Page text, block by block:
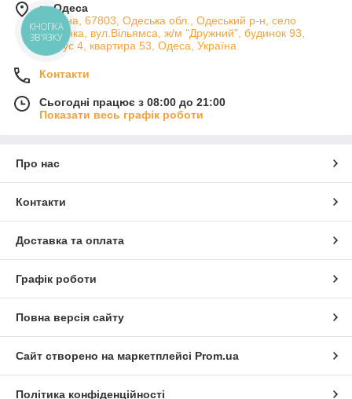
м. Одеса
Україна, 67803, Одеська обл., Одеський р-н, село
Лиманка, вул.Вільямса, ж/м "Дружний", будинок 93,
корпус 4, квартира 53, Одеса, Україна
Контакти
Сьогодні працює з 08:00 до 21:00
Показати весь графік роботи
Про нас
Контакти
Доставка та оплата
Графік роботи
Повна версія сайту
Сайт створено на маркетплейсі Prom.ua
Політика конфіденційності
КНОПКА
ЗВ'ЯЗКУ